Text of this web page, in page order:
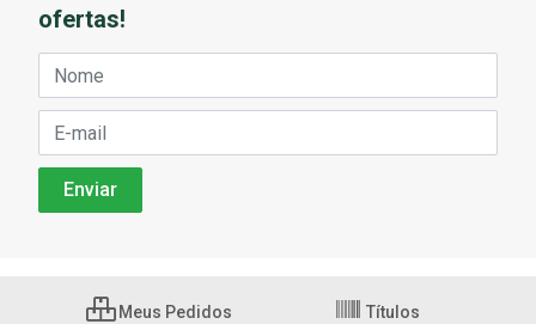
ofertas!
Meus Pedidos Títulos